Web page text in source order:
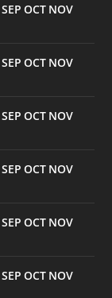
SEP OCT NOV
SEP OCT NOV
SEP OCT NOV
SEP OCT NOV
SEP OCT NOV
SEP OCT NOV